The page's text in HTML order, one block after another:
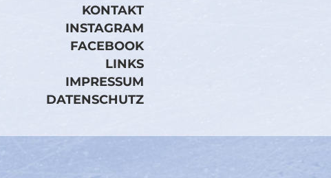
KONTAKT
INSTAGRAM
FACEBOOK
LINKS
IMPRESSUM
DATENSCHUTZ